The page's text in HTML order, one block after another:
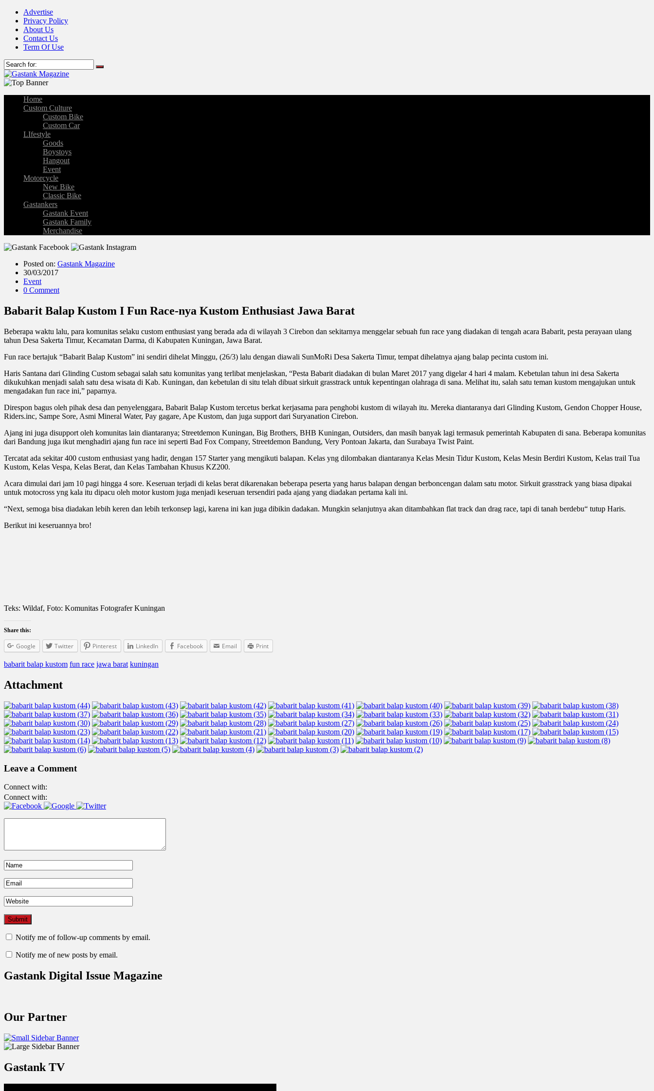
Advertise
Privacy Policy
About Us
Contact Us
Term Of Use
Home
Custom Culture
Custom Bike
Custom Car
LIfestyle
Goods
Boystoys
Hangout
Event
Motorcycle
New Bike
Classic Bike
Gastankers
Gastank Event
Gastank Family
Merchandise
Posted on: Gastank Magazine
30/03/2017
Event
0 Comment
Babarit Balap Kustom I Fun Race-nya Kustom Enthusiast Jawa Barat
Beberapa waktu lalu, para komunitas selaku custom enthusiast yang berada ada di wilayah 3 Cirebon dan sekitarnya menggelar sebuah fun race yang diadakan di tengah acara Babarit, pesta perayaan ulang
tahun Desa Sakerta Timur, Kecamatan Darma, di Kabupaten Kuningan, Jawa Barat.
Fun race bertajuk “Babarit Balap Kustom” ini sendiri dihelat Minggu, (26/3) lalu dengan diawali SunMoRi Desa Sakerta Timur, tempat dihelatnya ajang balap pecinta custom ini.
Haris Santana dari Glinding Custom sebagai salah satu komunitas yang terlibat menjelaskan, “Pesta Babarit diadakan di bulan Maret 2017 yang digelar 4 hari 4 malam. Kebetulan tahun ini desa Sakerta
dikukuhkan menjadi salah satu desa wisata di Kab. Kuningan, dan kebetulan di situ telah dibuat sirkuit grasstrack untuk kepentingan olahraga di sana. Melihat itu, salah satu teman kustom mengajukan untuk
mengadakan fun race ini,” paparnya.
Direspon bagus oleh pihak desa dan penyelenggara, Babarit Balap Kustom tercetus berkat kerjasama para penghobi kustom di wilayah itu. Mereka diantaranya dari Glinding Kustom, Gendon Chopper House,
Riders.inc, Sampe Sore, Asmi Mineral Water, Pay gagare, Ape Kustom, dan juga support dari Suryanation Cirebon.
Ajang ini juga disupport oleh komunitas lain diantaranya; Streetdemon Kuningan, Big Brothers, BHB Kuningan, Outsiders, dan masih banyak lagi termasuk pemerintah Kabupaten di sana. Beberapa komunitas
dari Bandung juga ikut menghadiri ajang fun race ini seperti Bad Fox Company, Streetdemon Bandung, Very Pontoan Jakarta, dan Surabaya Twist Paint.
Tercatat ada sekitar 400 custom enthusiast yang hadir, dengan 157 Starter yang mengikuti balapan. Kelas yng dilombakan diantaranya Kelas Mesin Tidur Kustom, Kelas Mesin Berdiri Kustom, Kelas trail Tua
Kustom, Kelas Vespa, Kelas Berat, dan Kelas Tambahan Khusus KZ200.
Acara dimulai dari jam 10 pagi hingga 4 sore. Keseruan terjadi di kelas berat dikarenakan beberapa peserta yang harus balapan dengan berboncengan dalam satu motor. Sirkuit grasstrack yang biasa dipakai
untuk motocross yng kala itu dipacu oleh motor kustom juga menjadi keseruan tersendiri pada ajang yang diadakan pertama kali ini.
“Next, semoga bisa diadakan lebih keren dan lebih terkonsep lagi, karena ini kan juga dibikin dadakan. Mungkin selanjutnya akan ditambahkan flat track dan drag race, tapi di tanah berdebu“ tutup Haris.
Berikut ini keseruannya bro!
Teks: Wildaf, Foto: Komunitas Fotografer Kuningan
Share this:
Google Twitter Pinterest LinkedIn Facebook Email Print
babarit balap kustom fun race jawa barat kuningan
Attachment
Leave a Comment
Connect with:
Connect with:
Notify me of follow-up comments by email.
Notify me of new posts by email.
Gastank Digital Issue Magazine
Our Partner
Gastank TV